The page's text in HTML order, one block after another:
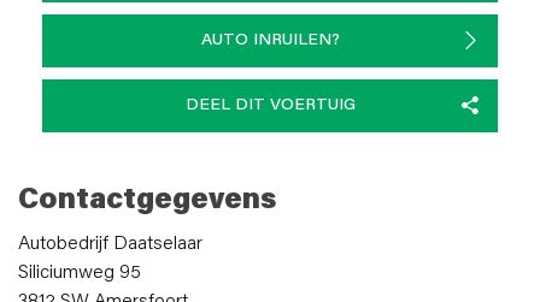
AUTO INRUILEN?
DEEL DIT VOERTUIG
Contactgegevens
Autobedrijf Daatselaar
Siliciumweg 95